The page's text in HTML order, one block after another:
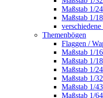
Maßstab 1/24
Maßstab 1/18
Themenbögen
Flaggen /
Maßstab 1/
Maßstab 1/18
Maßstab 1/24
Maßstab 1/32
Maßstab 1/43
Maßstab 1/64